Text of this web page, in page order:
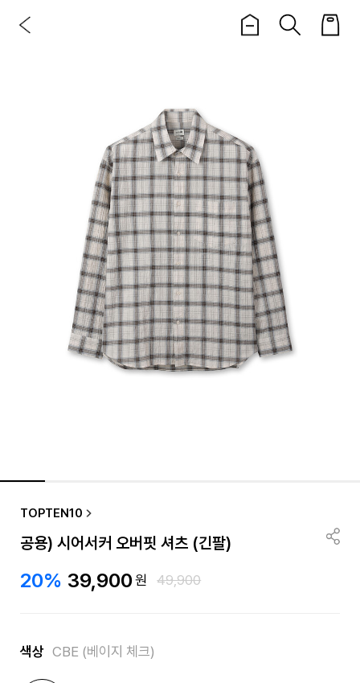
TOPTEN10
공용) 시어서커 오버핏 셔츠 (긴팔)
20% 39,900원 49,900
색상 CBE (베이지 체크)